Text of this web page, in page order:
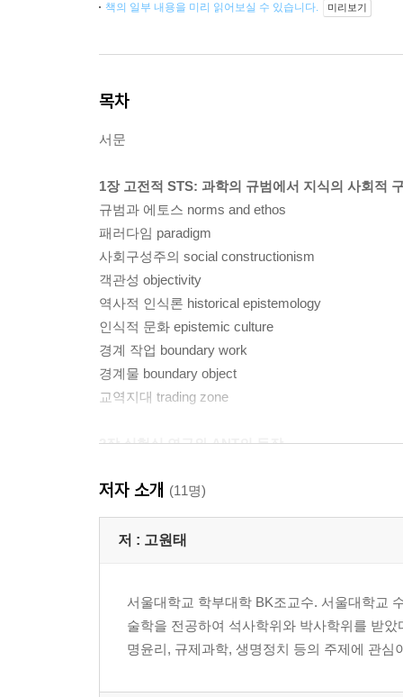
책의 일부 내용을 미리 읽어보실 수 있습니다. 미리보기
목차
서문
1장 고전적 STS: 과학의 규범에서 지식의 사회적
규범과 에토스 norms and ethos
패러다임 paradigm
사회구성주의 social constructionism
객관성 objectivity
역사적 인식론 historical epistemology
인식적 문화 epistemic culture
경계 작업 boundary work
경계물 boundary object
교역지대 trading zone
2장 실험실 연구와 ANT의 등장
실험자의 회귀 experimenters’ regress
행위자-네트워크 이론 actor-network theory, ANT
비인간 행위자 nonhuman actor, nonhumans
기입 inscription
불변의 가동물 immutable mobiles
테크노사이언스 technoscience
저자 소개 (11명)
저 : 고원태
서울대학교 학부대학 BK조교수. 서울대학교
술학을 전공하여 석사학위와 박사학위를 받
명윤리, 규제과학, 생명정치 등의 주제에 관심